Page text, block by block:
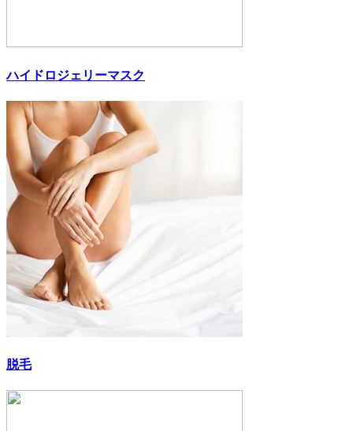
ハイドロジェリーマスク
脱毛